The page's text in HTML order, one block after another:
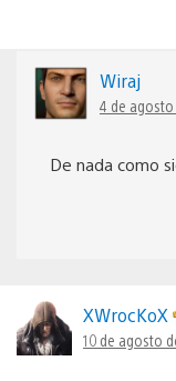
Wiraj
4 de agosto
De nada como
XWrocKoX
10 de agosto